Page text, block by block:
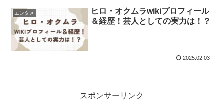
エンタメ
ヒロ・オクムラwikiプロフィール
＆経歴！芸人としての実力は！？
2025.02.03
スポンサーリンク